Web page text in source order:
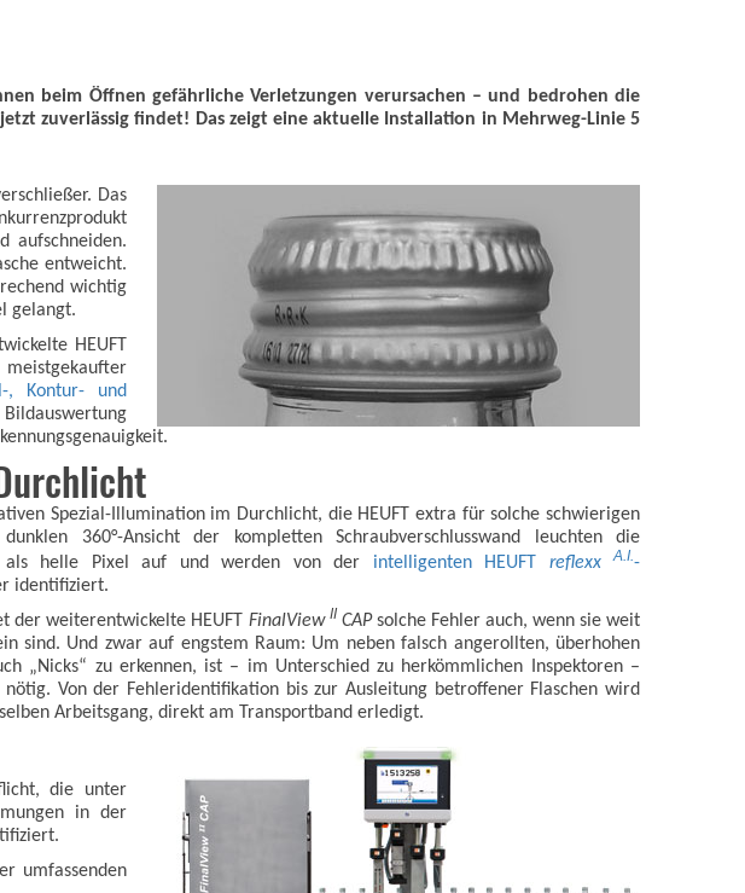
beim Öffnen gefährliche Verletzungen verursachen – und bedrohen die
zuverlässig findet! Das zeigt eine aktuelle Installation in Mehrweg-Linie 5
Das
aufschneiden.
entweicht.
wichtig
gelangt.
HEUFT
, Kontur- und
Spezial-Illumination im Durchlicht, die HEUFT extra für solche schwierigen
360°-Ansicht der kompletten Schraubverschlusswand leuchten die
als helle Pixel auf und werden von der intelligenten HEUFT reflexxA.I. -
identifiziert.
der weiterentwickelte HEUFT FinalView IICAPsolche Fehler auch, wenn sie weit
sind. Und zwar auf engstem Raum: Um neben falsch angerollten, überhohen
„Nicks“ zu erkennen, ist – im Unterschied zu herkömmlichen Inspektoren –
nötig. Von der Fehleridentifikation bis zur Ausleitung betroffener Flaschen wird
Arbeitsgang, direkt am Transportband erledigt.
die unter
in der
umfassenden